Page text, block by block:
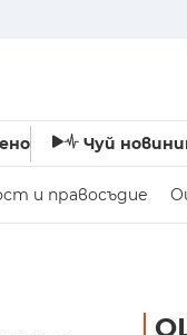
Чуй
и правосъдие